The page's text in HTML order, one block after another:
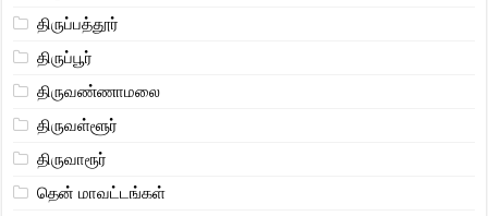
திருப்பத்தூர்
திருப்பூர்
திருவண்ணாமலை
திருவள்ளூர்
திருவாரூர்
தென் மாவட்டங்கள்